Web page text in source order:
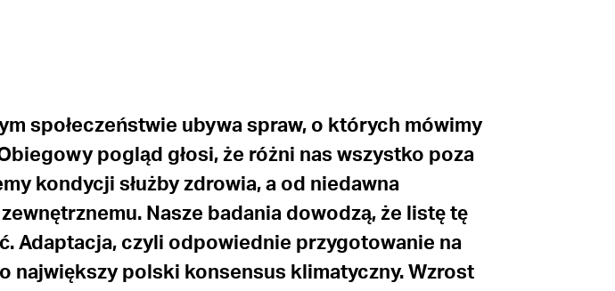
społeczeństwie ubywa spraw, o których mówimy
pogląd głosi, że różni nas wszystko poza
kondycji służby zdrowia, a od niedawna
Nasze badania dowodzą, że listę tę
Adaptacja, czyli odpowiednie przygotowanie na
największy polski konsensus klimatyczny. Wzrost